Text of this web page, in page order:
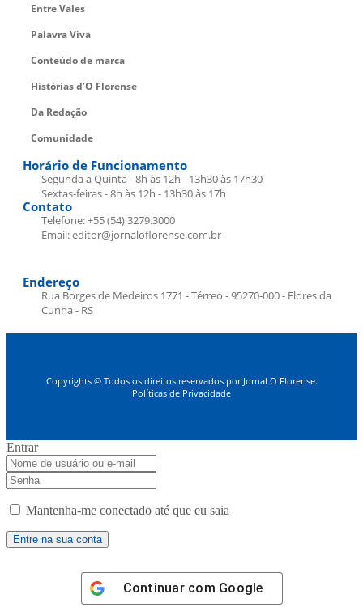
Entre Vales
Palavra Viva
Conteúdo de marca
Histórias d’O Florense
Da Redação
Comunidade
Horário de Funcionamento
Segunda a Quinta - 8h às 12h - 13h30 às 17h30
Sextas-feiras - 8h às 12h - 13h30 às 17h
Contato
Telefone: +55 (54) 3279.3000
Email: editor@jornaloflorense.com.br
Endereço
Rua Borges de Medeiros 1771 - Térreo - 95270-000 - Flores da
Cunha - RS
Copyrights © Todos os direitos reservados por Jornal O Florense.
Políticas de Privacidade
Entrar
Mantenha-me conectado até que eu saia
Continuar com Google